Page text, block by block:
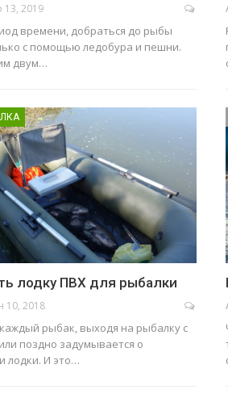
13, 2019
времени, добраться до рыбы
с помощью ледобура и пешни.
двум…
лодку ПВХ для рыбалки
10, 2018
рыбак, выходя на рыбалку с
поздно задумывается о
лодки. И это…